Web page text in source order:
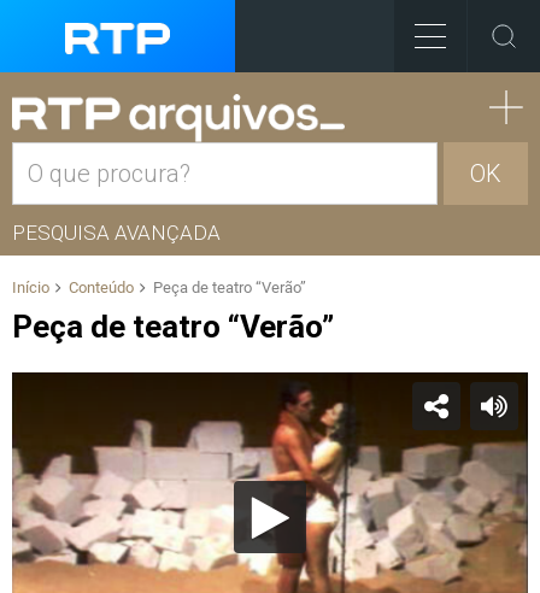
OK
PESQUISA AVANÇADA
Início Conteúdo Peça de teatro “Verão”
Peça de teatro “Verão”